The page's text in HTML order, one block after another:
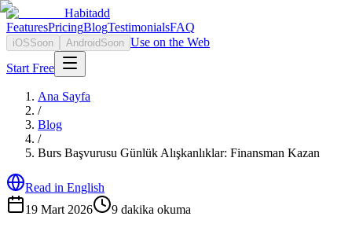
Habitadd
FeaturesPricingBlogTestimonialsFAQ
iOSSoon Android Soon Use on the Web
Start Free
Ana Sayfa
/
Blog
/
Burs Başvurusu Günlük Alışkanlıklar: Finansman Kazan
Read in English
19 Mart 2026
9 dakika okuma